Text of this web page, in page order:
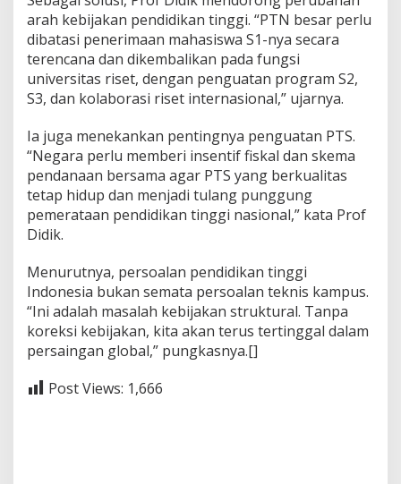
arah kebijakan pendidikan tinggi. “PTN besar perlu
dibatasi penerimaan mahasiswa S1-nya secara
terencana dan dikembalikan pada fungsi
universitas riset, dengan penguatan program S2,
S3, dan kolaborasi riset internasional,” ujarnya.
Ia juga menekankan pentingnya penguatan PTS.
“Negara perlu memberi insentif fiskal dan skema
pendanaan bersama agar PTS yang berkualitas
tetap hidup dan menjadi tulang punggung
pemerataan pendidikan tinggi nasional,” kata Prof
Didik.
Menurutnya, persoalan pendidikan tinggi
Indonesia bukan semata persoalan teknis kampus.
“Ini adalah masalah kebijakan struktural. Tanpa
koreksi kebijakan, kita akan terus tertinggal dalam
persaingan global,” pungkasnya.[]
Post Views: 1,666